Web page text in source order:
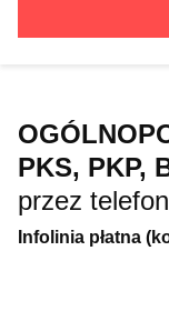
PKS, PKP,
przez
Infolinia płatna